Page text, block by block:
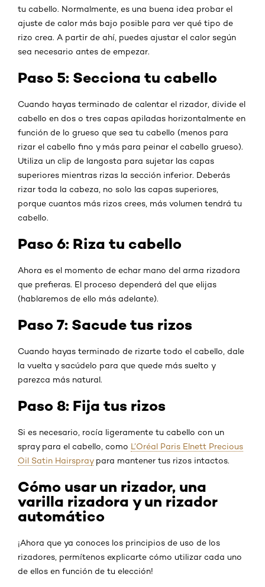
tu cabello. Normalmente, es una buena idea probar el
ajuste de calor más bajo posible para ver qué tipo de
rizo crea. A partir de ahí, puedes ajustar el calor según
sea necesario antes de empezar.
Paso 5: Secciona tu cabello
Cuando hayas terminado de calentar el rizador, divide el
cabello en dos o tres capas apiladas horizontalmente en
función de lo grueso que sea tu cabello (menos para
rizar el cabello fino y más para peinar el cabello grueso).
Utiliza un clip de langosta para sujetar las capas
superiores mientras rizas la sección inferior. Deberás
rizar toda la cabeza, no solo las capas superiores,
porque cuantos más rizos crees, más volumen tendrá tu
cabello.
Paso 6: Riza tu cabello
Ahora es el momento de echar mano del arma rizadora
que prefieras. El proceso dependerá del que elijas
(hablaremos de ello más adelante).
Paso 7: Sacude tus rizos
Cuando hayas terminado de rizarte todo el cabello, dale
la vuelta y sacúdelo para que quede más suelto y
parezca más natural.
Paso 8: Fija tus rizos
Si es necesario, rocía ligeramente tu cabello con un
spray para el cabello, como L’Oréal Paris Elnett Precious
Oil Satin Hairspraypara mantener tus rizos intactos.
Cómo usar un rizador, una
varilla rizadora y un rizador
automático
¡Ahora que ya conoces los principios de uso de los
rizadores, permítenos explicarte cómo utilizar cada uno
de ellos en función de tu elección!